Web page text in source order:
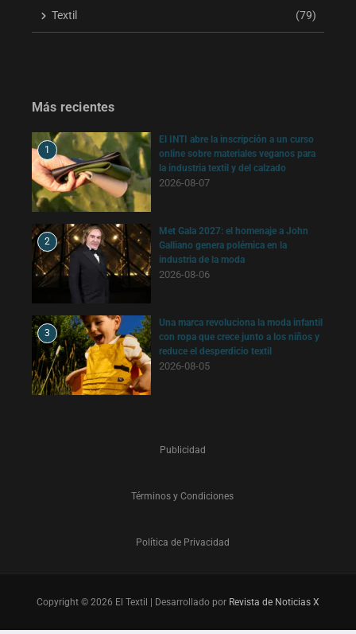
Textil (79)
Más recientes
1
El INTI abre la inscripción a un curso
online sobre materiales veganos para
la industria textil y del calzado
2026-08-07
2
Met Gala 2027: el homenaje a John
Galliano genera polémica en la
industria de la moda
2026-08-06
3
Una marca revoluciona la moda infantil
con ropa que crece junto a los niños y
reduce el desperdicio textil
2026-08-05
Publicidad
Términos y Condiciones
Política de Privacidad
Copyright © 2026 El Textil | Desarrollado por Revista de Noticias X